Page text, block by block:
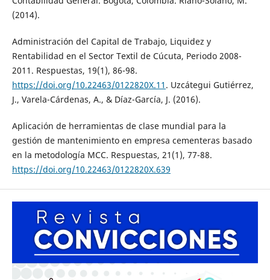
(2014).
Administración del Capital de Trabajo, Liquidez y
Rentabilidad en el Sector Textil de Cúcuta, Periodo 2008-
2011. Respuestas, 19(1), 86-98.
https://doi.org/10.22463/0122820X.11 . Uzcátegui Gutiérrez,
J., Varela-Cárdenas, A., & Díaz-García, J. (2016).
Aplicación de herramientas de clase mundial para la
gestión de mantenimiento en empresa cementeras basado
en la metodología MCC. Respuestas, 21(1), 77-88.
https://doi.org/10.22463/0122820X.639